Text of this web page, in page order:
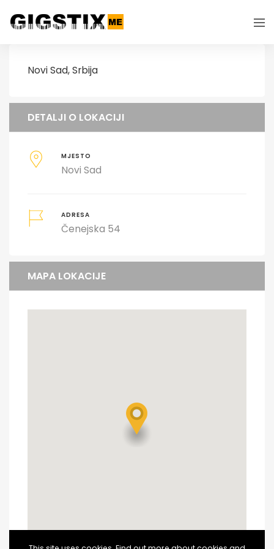
Novi Sad, Srbija
DETALJI O LOKACIJI
MJESTO
Novi Sad
ADRESA
Čenejska 54
MAPA LOKACIJE